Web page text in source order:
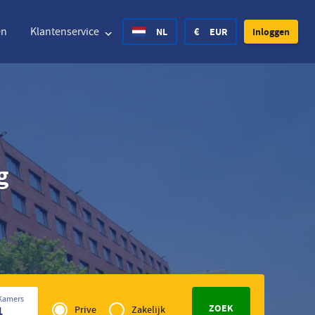
Klantenservice NL
Español
Hrvatski
Finnish
€ EUR
States Dollar
Krone
Krone zł Poland Zloty
Krona CHF Switzerland Franc
Inloggen
of
Prive Zakelijk